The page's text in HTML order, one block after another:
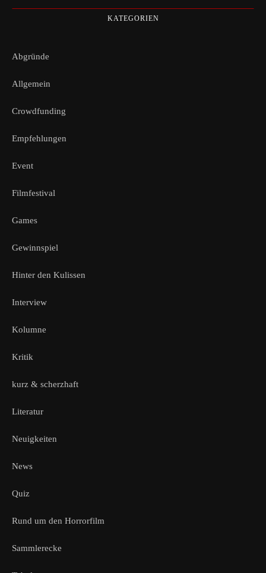
KATEGORIEN
Abgründe
Allgemein
Crowdfunding
Empfehlungen
Event
Filmfestival
Games
Gewinnspiel
Hinter den Kulissen
Interview
Kolumne
Kritik
kurz & scherzhaft
Literatur
Neuigkeiten
News
Quiz
Rund um den Horrorfilm
Sammlerecke